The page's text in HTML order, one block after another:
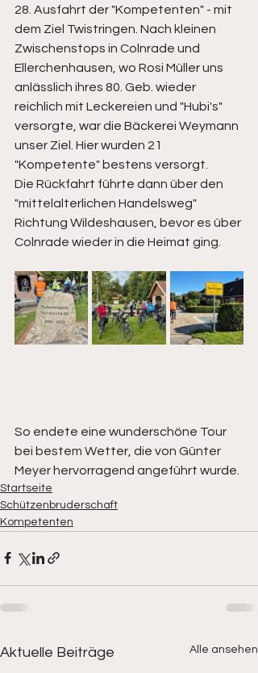
28. Ausfahrt der "Kompetenten" - mit
dem Ziel Twistringen. Nach kleinen
Zwischenstops in Colnrade und
Ellerchenhausen, wo Rosi Müller uns
anlässlich ihres 80. Geb. wieder
reichlich mit Leckereien und "Hubi's"
versorgte, war die Bäckerei Weymann
unser Ziel. Hier wurden 21
"Kompetente" bestens versorgt.
Die Rückfahrt führte dann über den
"mittelalterlichen Handelsweg"
Richtung Wildeshausen, bevor es über
Colnrade wieder in die Heimat ging.
So endete eine wunderschöne Tour
bei bestem Wetter, die von Günter
Meyer hervorragend angeführt wurde.
Startseite
Schützenbruderschaft
Kompetenten
Aktuelle Beiträge Alle ansehen